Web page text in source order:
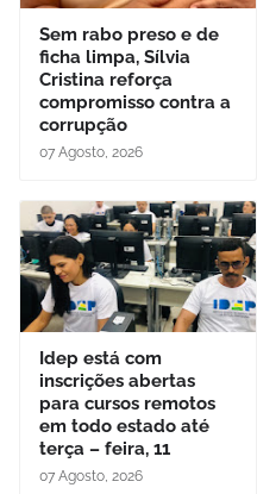
Sem rabo preso e de
ficha limpa, Sílvia
Cristina reforça
compromisso contra a
corrupção
07 Agosto, 2026
Idep está com
inscrições abertas
para cursos remotos
em todo estado até
terça – feira, 11
07 Agosto, 2026